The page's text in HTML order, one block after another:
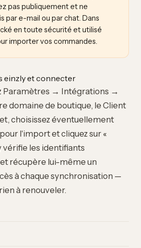
pas publiquement et ne
par e-mail ou par chat. Dans
en toute sécurité et utilisé
importer vos commandes.
einzly et connecter
Paramètres → Intégrations →
domaine de boutique, le Client
choisissez éventuellement
l'import et cliquez sur «
vérifie les identifiants
récupère lui-même un
à chaque synchronisation —
à renouveler.